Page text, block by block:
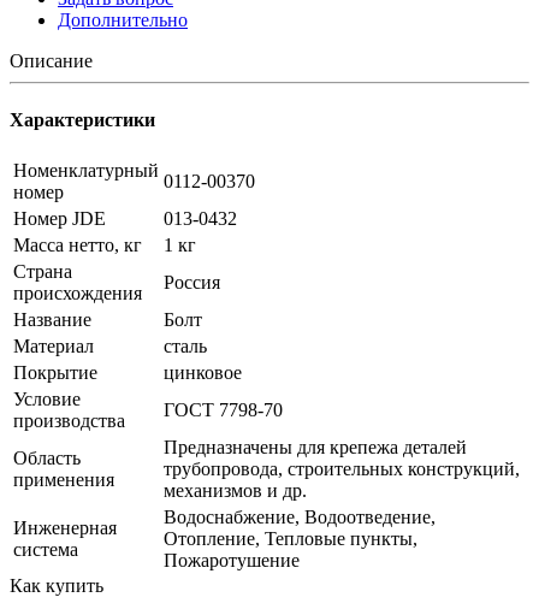
Дополнительно
Описание
Характеристики
Номенклатурный
номер
0112-00370
Номер JDE
013-0432
Масса нетто, кг
1 кг
Страна
происхождения
Россия
Название
Болт
Материал
сталь
Покрытие
цинковое
Условие
производства
ГОСТ 7798-70
Область
применения
Предназначены для крепежа деталей
трубопровода, строительных конструкций,
механизмов и др.
Инженерная
система
Водоснабжение, Водоотведение,
Отопление, Тепловые пункты,
Пожаротушение
Как купить